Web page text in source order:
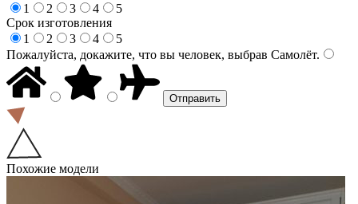
1
2 3 4
5
Срок изготовления
1
2 3 4
5
Пожалуйста, докажите, что вы человек, выбрав Самолёт.
Похожие модели